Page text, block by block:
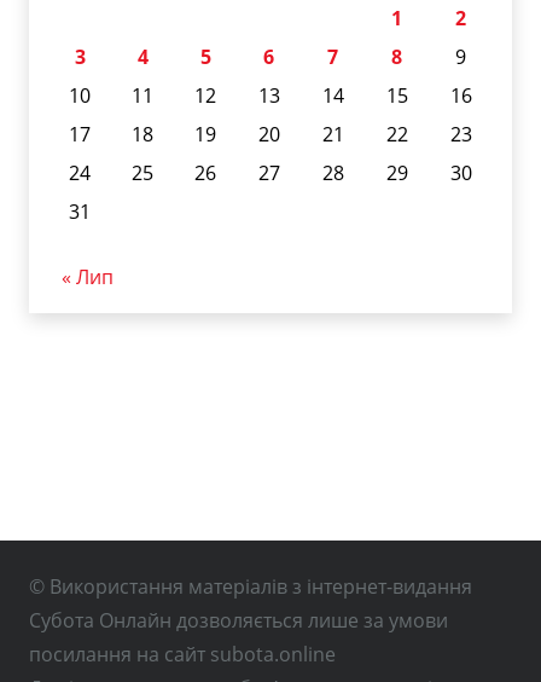
1
2
3
4 5 6 7 8
9
10
11 12 13 14 15
16
17
18 19 20 21 22
23
24
25 26 27 28 29
30
31
« Лип
© Використання матеріалів з інтернет-видання
Субота Онлайн дозволяється лише за умови
посилання на сайт subota.online